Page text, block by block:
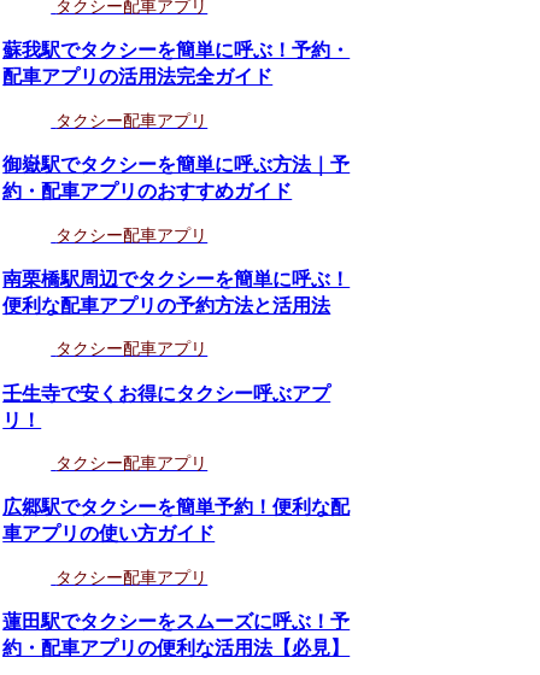
タクシー配車アプリ
蘇我駅でタクシーを簡単に呼ぶ！予約・
配車アプリの活用法完全ガイド
タクシー配車アプリ
御嶽駅でタクシーを簡単に呼ぶ方法｜予
約・配車アプリのおすすめガイド
タクシー配車アプリ
南栗橋駅周辺でタクシーを簡単に呼ぶ！
便利な配車アプリの予約方法と活用法
タクシー配車アプリ
壬生寺で安くお得にタクシー呼ぶアプ
リ！
タクシー配車アプリ
広郷駅でタクシーを簡単予約！便利な配
車アプリの使い方ガイド
タクシー配車アプリ
蓮田駅でタクシーをスムーズに呼ぶ！予
約・配車アプリの便利な活用法【必見】